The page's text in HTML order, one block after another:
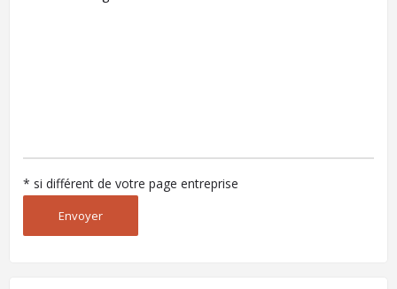
* si différent de votre page entreprise